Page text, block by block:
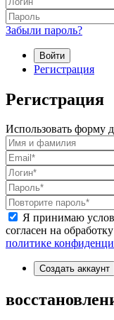
Забыли пароль?
Войти
Регистрация
Регистрация
Использовать форму
Я принимаю
согласен на
политике
Создать аккаунт